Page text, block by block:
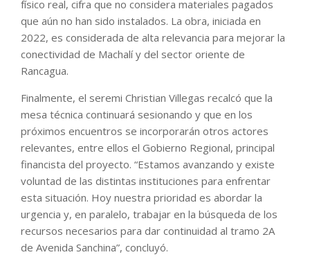
físico real, cifra que no considera materiales pagados
que aún no han sido instalados. La obra, iniciada en
2022, es considerada de alta relevancia para mejorar la
conectividad de Machalí y del sector oriente de
Rancagua.
Finalmente, el seremi Christian Villegas recalcó que la
mesa técnica continuará sesionando y que en los
próximos encuentros se incorporarán otros actores
relevantes, entre ellos el Gobierno Regional, principal
financista del proyecto. “Estamos avanzando y existe
voluntad de las distintas instituciones para enfrentar
esta situación. Hoy nuestra prioridad es abordar la
urgencia y, en paralelo, trabajar en la búsqueda de los
recursos necesarios para dar continuidad al tramo 2A
de Avenida Sanchina”, concluyó.